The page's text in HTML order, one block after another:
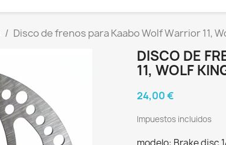
Disco de frenos para Kaabo Wolf Warrior 11,
DISCO DE
11, WOLF
24,00 €
Impuestos incluidos